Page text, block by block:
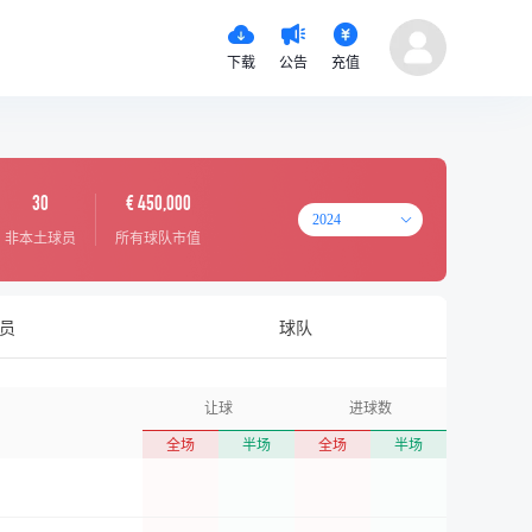
下载 公告 充值
30
非本土球员
€ 450,000
所有球队市值
2024
球队
让球
全场
半场
进球数
全场
半场